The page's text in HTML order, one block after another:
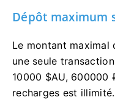
Dépôt maximum
Le montant maximal
une seule
10000 $AU, 600000
recharges est illimité.